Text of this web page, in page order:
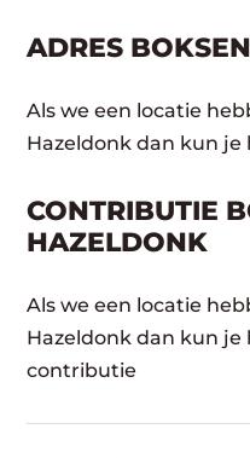
ADRES
Als we een locatie
Hazeldonk dan kun
CONTRIBUTIE
HAZELDONK
Als we een locatie
Hazeldonk dan kun je
contributie